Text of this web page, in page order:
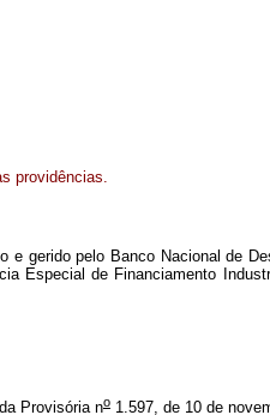
providências.
gerido pelo Banco Nacional de
Especial de Financiamento
Provisória no 1.597, de 10 de